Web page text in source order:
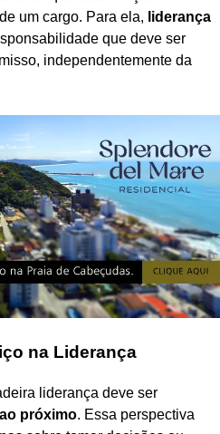
um cargo. Para ela, liderança
que deve ser
independentemente da
na Liderança
liderança deve ser
próximo. Essa perspectiva